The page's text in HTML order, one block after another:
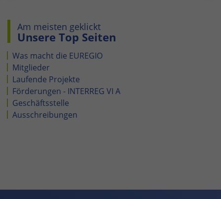
Am meisten geklickt
Unsere Top Seiten
Was macht die EUREGIO
Mitglieder
Laufende Projekte
Förderungen - INTERREG VI A
Geschäftsstelle
Ausschreibungen